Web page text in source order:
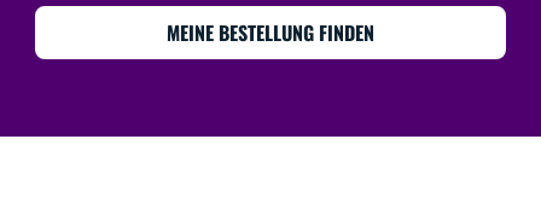
MEINE BESTELLUNG FINDEN